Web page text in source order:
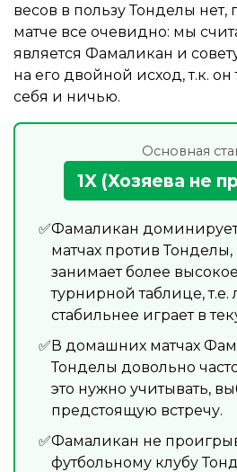
весов в пользу Тонделы нет,
матче все очевидно: мы
является Фамаликан и
на его двойной исход, т.к.
себя и ничью.
Основная
1X (Хозяева не
Фамаликан
матчах против Тонделы,
занимает более
турнирной таблице, т.е.
стабильнее играет в
В домашних матчах
Тонделы довольно
это нужно учитывать,
предстоящую встречу.
Фамаликан не
футбольному клубу